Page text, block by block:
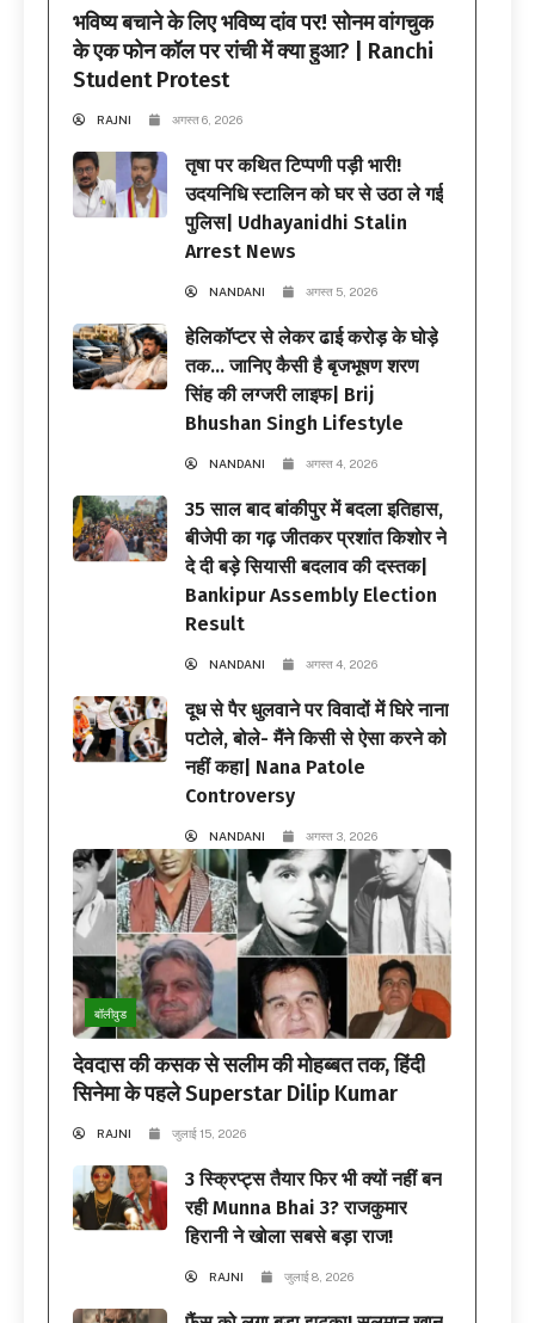
भविष्य बचाने के लिए भविष्य दांव पर! सोनम वांगचुक
के एक फोन कॉल पर रांची में क्या हुआ? | Ranchi
Student Protest
RAJNI अगस्त 6, 2026
तृषा पर कथित टिप्पणी पड़ी भारी!
उदयनिधि स्टालिन को घर से उठा ले गई
पुलिस| Udhayanidhi Stalin
Arrest News
NANDANI अगस्त 5, 2026
हेलिकॉप्टर से लेकर ढाई करोड़ के घोड़े
तक… जानिए कैसी है बृजभूषण शरण
सिंह की लग्जरी लाइफ| Brij
Bhushan Singh Lifestyle
NANDANI अगस्त 4, 2026
35 साल बाद बांकीपुर में बदला इतिहास,
बीजेपी का गढ़ जीतकर प्रशांत किशोर ने
दे दी बड़े सियासी बदलाव की दस्तक|
Bankipur Assembly Election
Result
NANDANI अगस्त 4, 2026
दूध से पैर धुलवाने पर विवादों में घिरे नाना
पटोले, बोले- मैंने किसी से ऐसा करने को
नहीं कहा| Nana Patole
Controversy
NANDANI अगस्त 3, 2026
बॉलीवुड
देवदास की कसक से सलीम की मोहब्बत तक, हिंदी
सिनेमा के पहले Superstar Dilip Kumar
RAJNI जुलाई 15, 2026
3 स्क्रिप्ट्स तैयार फिर भी क्यों नहीं बन
रही Munna Bhai 3? राजकुमार
हिरानी ने खोला सबसे बड़ा राज!
RAJNI जुलाई 8, 2026